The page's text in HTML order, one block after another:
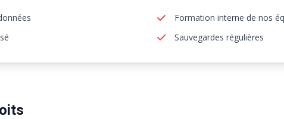
Formation interne de nos
Sauvegardes régulières